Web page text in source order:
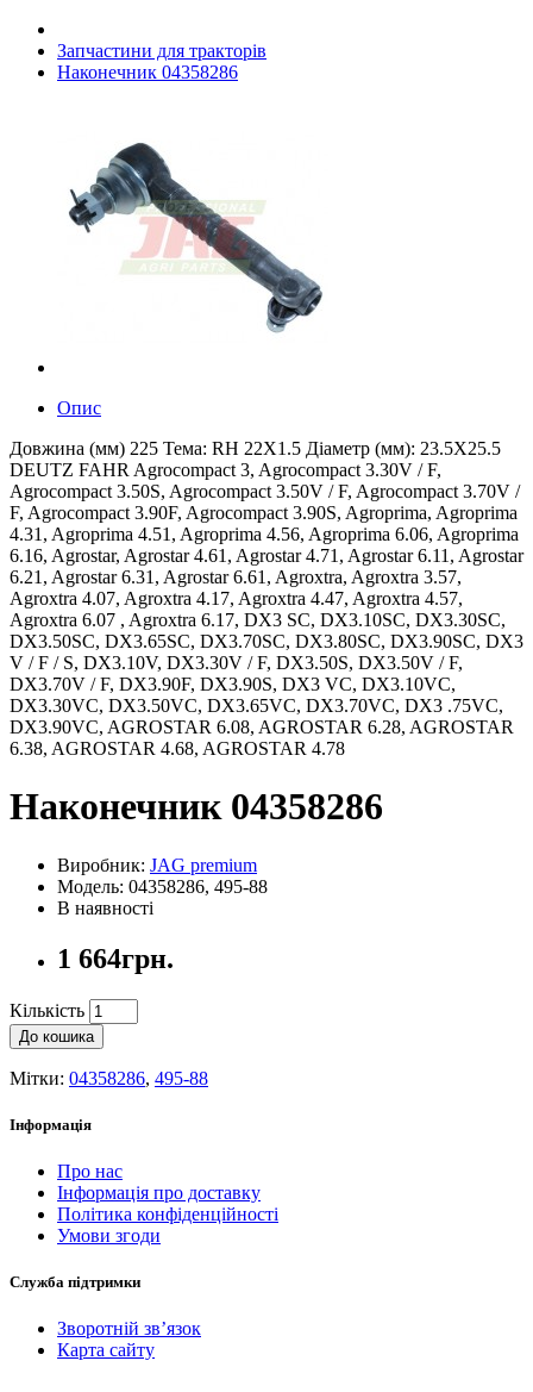
Запчастини для тракторів
Наконечник 04358286
Опис
Довжина (мм) 225 Тема: RH 22X1.5 Діаметр (мм): 23.5X25.5
DEUTZ FAHR Agrocompact 3, Agrocompact 3.30V / F,
Agrocompact 3.50S, Agrocompact 3.50V / F, Agrocompact 3.70V /
F, Agrocompact 3.90F, Agrocompact 3.90S, Agroprima, Agroprima
4.31, Agroprima 4.51, Agroprima 4.56, Agroprima 6.06, Agroprima
6.16, Agrostar, Agrostar 4.61, Agrostar 4.71, Agrostar 6.11, Agrostar
6.21, Agrostar 6.31, Agrostar 6.61, Agroxtra, Agroxtra 3.57,
Agroxtra 4.07, Agroxtra 4.17, Agroxtra 4.47, Agroxtra 4.57,
Agroxtra 6.07 , Agroxtra 6.17, DX3 SC, DX3.10SC, DX3.30SC,
DX3.50SC, DX3.65SC, DX3.70SC, DX3.80SC, DX3.90SC, DX3
V / F / S, DX3.10V, DX3.30V / F, DX3.50S, DX3.50V / F,
DX3.70V / F, DX3.90F, DX3.90S, DX3 VC, DX3.10VC,
DX3.30VC, DX3.50VC, DX3.65VC, DX3.70VC, DX3 .75VC,
DX3.90VC, AGROSTAR 6.08, AGROSTAR 6.28, AGROSTAR
6.38, AGROSTAR 4.68, AGROSTAR 4.78
Наконечник 04358286
Виробник: JAG premium
Модель: 04358286, 495-88
В наявності
1 664грн.
Кількість
До кошика
Мітки: 04358286, 495-88
Інформація
Про нас
Інформація про доставку
Політика конфіденційності
Умови згоди
Служба підтримки
Зворотній зв’язок
Карта сайту